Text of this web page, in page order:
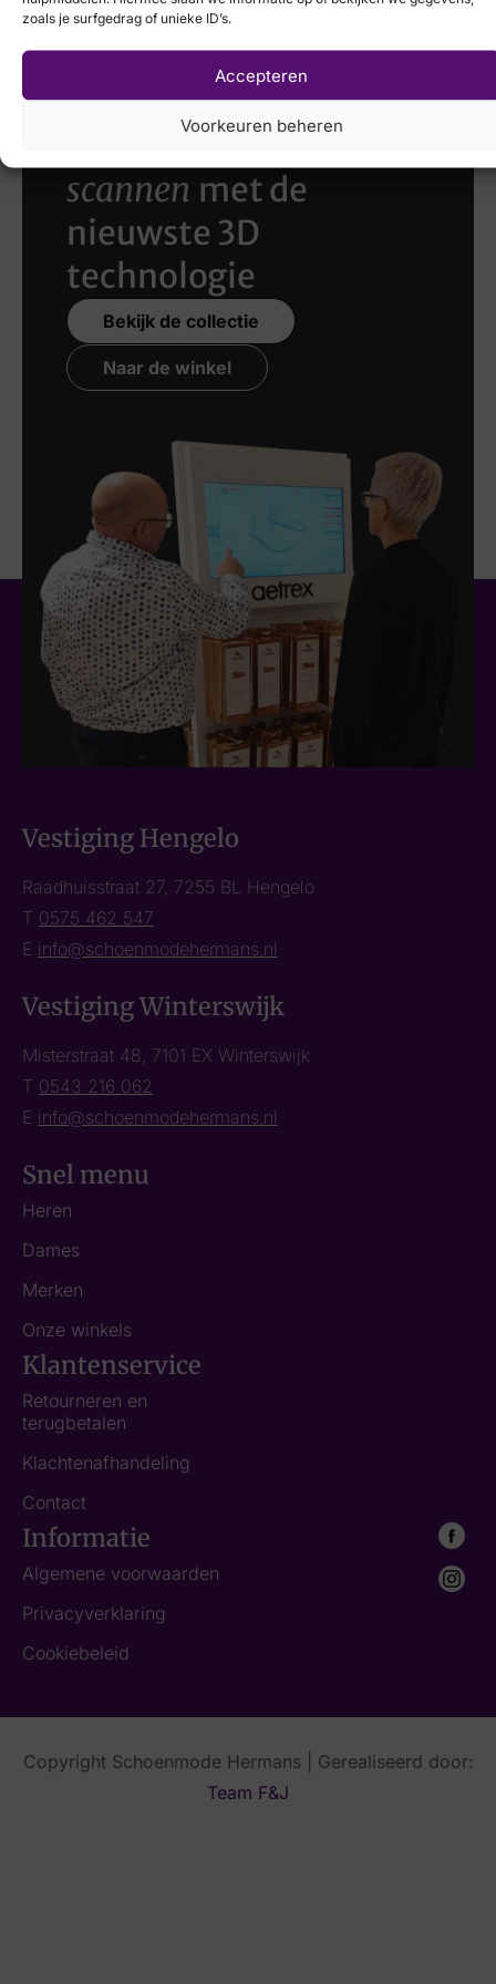
zoals je surfgedrag of unieke ID’s.
Accepteren
Voorkeuren beheren
Laat uw voeten
scannen met de
nieuwste 3D
technologie
Bekijk de collectie
Naar de winkel
Vestiging Hengelo
Raadhuisstraat 27, 7255 BL Hengelo
T 0575 462 547
E info@schoenmodehermans.nl
Vestiging Winterswijk
Misterstraat 48, 7101 EX Winterswijk
T 0543 216 062
E info@schoenmodehermans.nl
Snel menu
Heren
Dames
Merken
Onze winkels
Klantenservice
Retourneren en
terugbetalen
Klachtenafhandeling
Contact
Informatie
Algemene voorwaarden
Privacyverklaring
Cookiebeleid
Copyright Schoenmode Hermans | Gerealiseerd door:
Team F&J